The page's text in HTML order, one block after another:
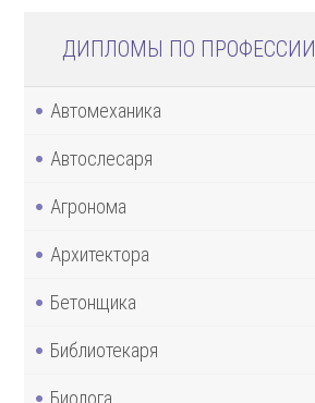
ДИПЛОМЫ ПО ПРОФЕССИИ
Автомеханика
Автослесаря
Агронома
Архитектора
Бетонщика
Библиотекаря
Биолога